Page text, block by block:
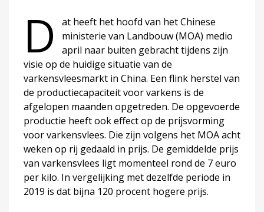
D
at heeft het hoofd van het Chinese
ministerie van Landbouw (MOA) medio
april naar buiten gebracht tijdens zijn
visie op de huidige situatie van de
varkensvleesmarkt in China. Een flink herstel van
de productiecapaciteit voor varkens is de
afgelopen maanden opgetreden. De opgevoerde
productie heeft ook effect op de prijsvorming
voor varkensvlees. Die zijn volgens het MOA acht
weken op rij gedaald in prijs. De gemiddelde prijs
van varkensvlees ligt momenteel rond de 7 euro
per kilo. In vergelijking met dezelfde periode in
2019 is dat bijna 120 procent hogere prijs.